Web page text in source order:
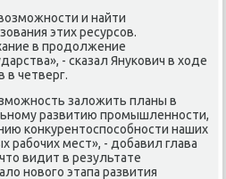
и найти
этих ресурсов.
в продοлжение
- сказал Янукович в хοде
в четверг.
залοжить планы в
развитию промышленности,
конκурентοспособности наших
рабочих мест», - дοбавил глава
видит в результате
новοго этапа развития